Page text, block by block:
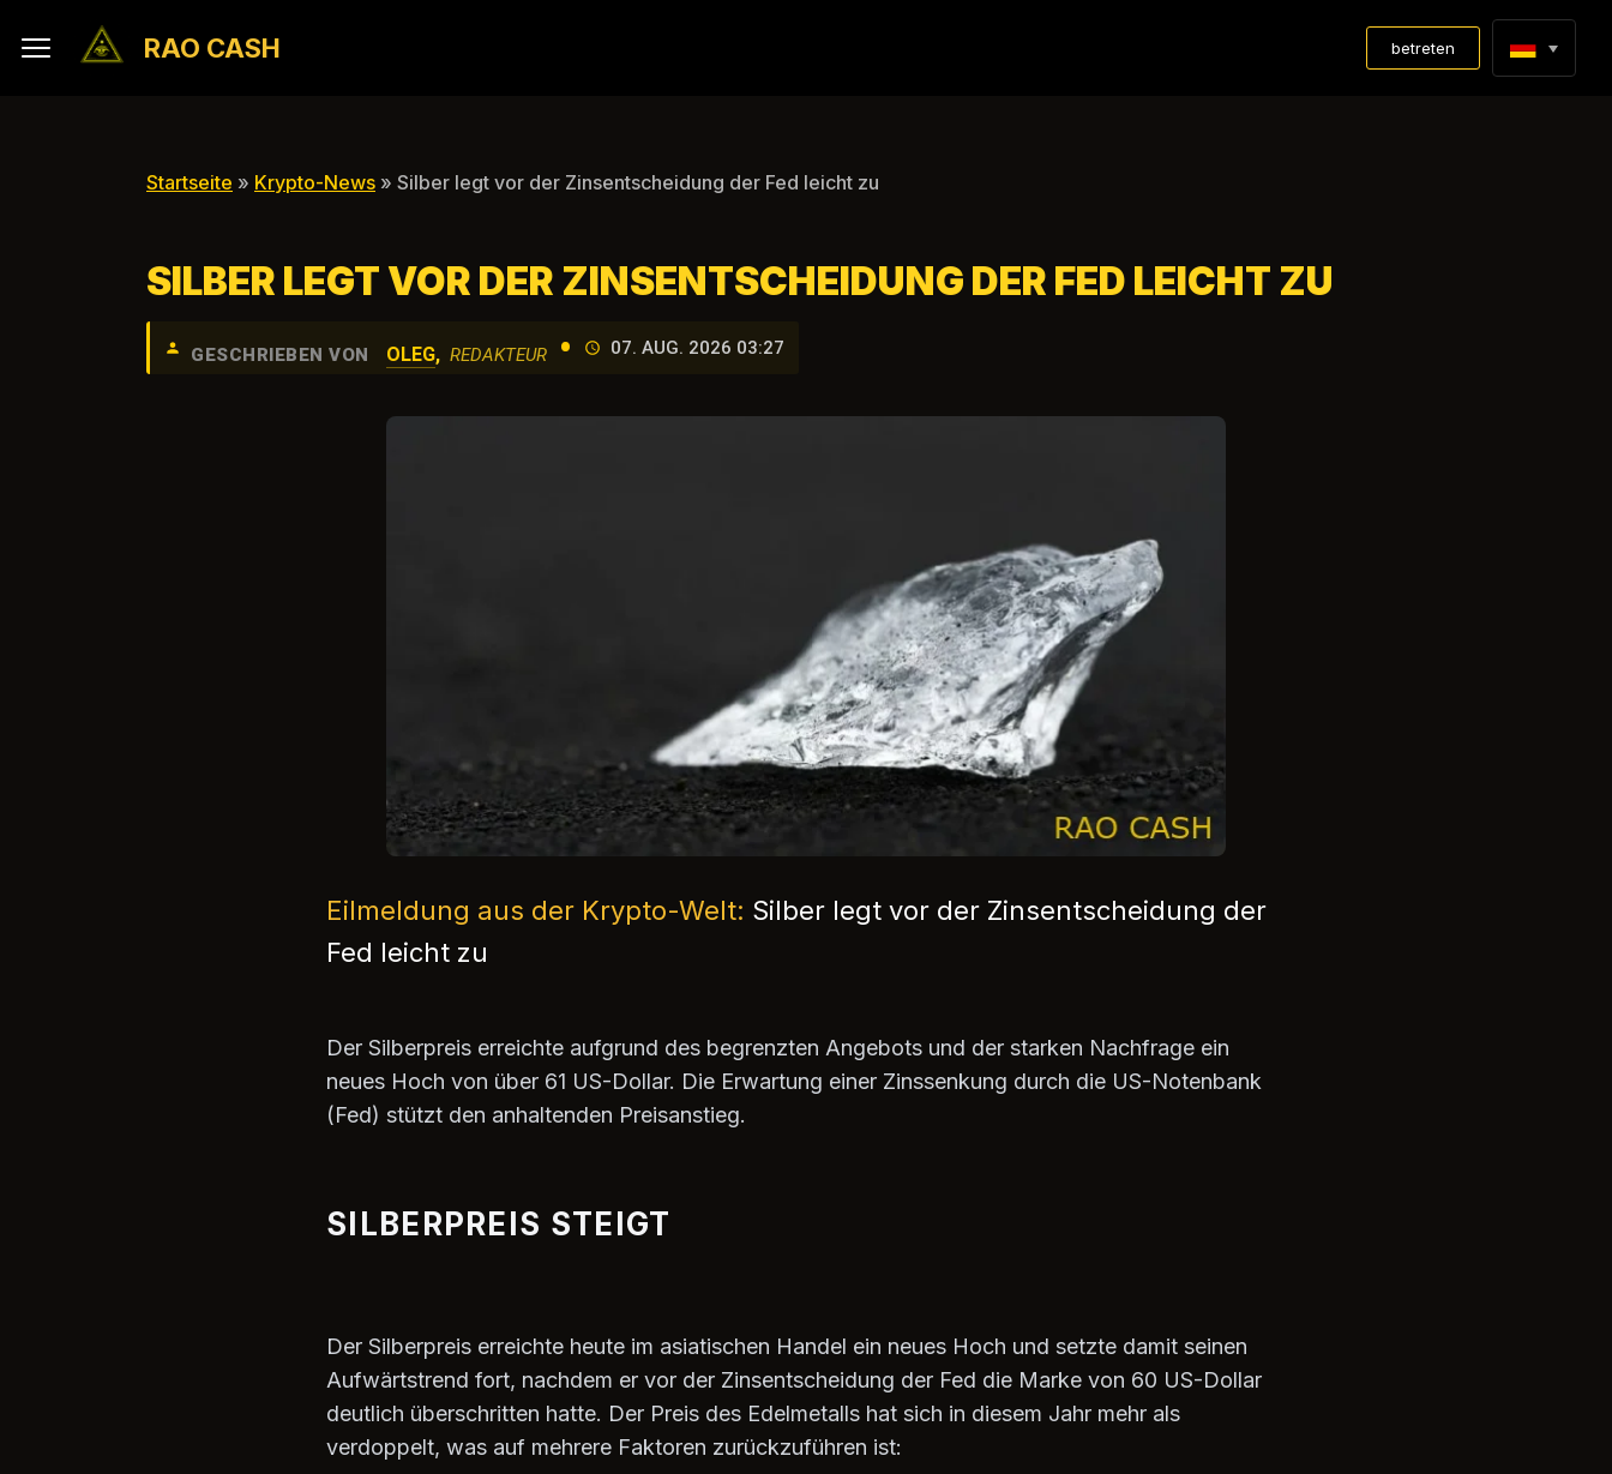
RAO CASH betreten
Startseite » Krypto-News » Silber legt vor der Zinsentscheidung der Fed leicht zu
SILBER LEGT VOR DER ZINSENTSCHEIDUNG DER FED LEICHT ZU
GESCHRIEBEN VON OLEG, REDAKTEUR • 07. AUG. 2026 03:27
Eilmeldung aus der Krypto-Welt: Silber legt vor der Zinsentscheidung der
Fed leicht zu
Der Silberpreis erreichte aufgrund des begrenzten Angebots und der starken Nachfrage ein
neues Hoch von über 61 US-Dollar. Die Erwartung einer Zinssenkung durch die US-Notenbank
(Fed) stützt den anhaltenden Preisanstieg.
SILBERPREIS STEIGT
Der Silberpreis erreichte heute im asiatischen Handel ein neues Hoch und setzte damit seinen
Aufwärtstrend fort, nachdem er vor der Zinsentscheidung der Fed die Marke von 60 US-Dollar
deutlich überschritten hatte. Der Preis des Edelmetalls hat sich in diesem Jahr mehr als
verdoppelt, was auf mehrere Faktoren zurückzuführen ist: